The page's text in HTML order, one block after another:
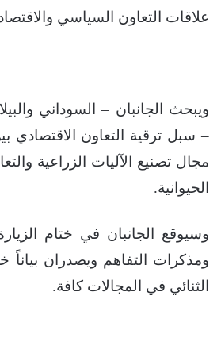
علاقات التعاون السياسي
ويبحث الجانبان – السوداني
– سبل ترقية التعاون الاقتصادي
مجال تصنيع الآليات الزراعية
الحيوانية.
وسيوقع الجانبان في ختام
ومذكرات التفاهم ويصدران بياناً
الثنائي في المجالات كافة.